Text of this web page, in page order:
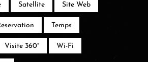
Satellite Site Web
Temps
Visite 360° Wi-Fi